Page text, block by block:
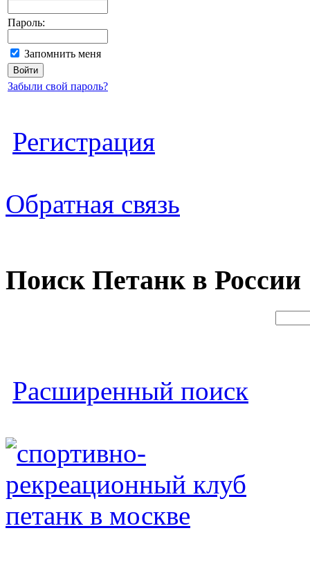
Пароль:
Запомнить меня
Забыли свой пароль?
Регистрация
Обратная связь
Поиск Петанк в России
Расширенный поиск